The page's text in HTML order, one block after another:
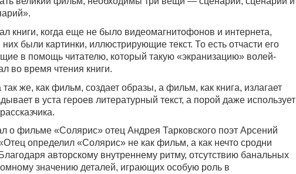
книги, когда еще не было видеомагнитофонов и интернета,
них были картинки, иллюстрирующие текст. То есть отчасти его
в помощь читателю, который такую «экранизацию» волей-
во время чтения книги.
так же, как фильм, создает образы, а фильм, как книга, излагает
в уста героев литературный текст, а порой даже использует
о фильме «Солярис» отец Андрея Тарковского поэт Арсений
определил «Солярис» не как фильм, а как нечто сродни
авторскому внутреннему ритму, отсутствию банальных
значению деталей, играющих особую роль в